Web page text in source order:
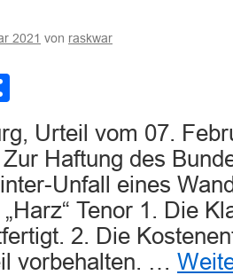
2021 von raskwar
Urteil vom 07.
Haftung des
Unfall eines
Tenor 1. Die
2. Die
vorbehalten. …